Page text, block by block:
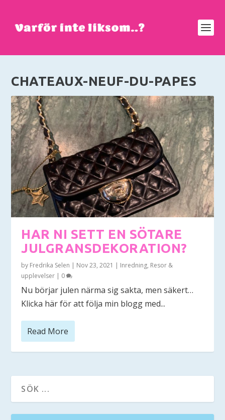
CHATEAUX-NEUF-DU-PAPES
HAR NI SETT EN SÖTARE
JULGRANSDEKORATION?
by Fredrika Selen | Nov 23, 2021 | Inredning, Resor &
upplevelser | 0
Nu börjar julen närma sig sakta, men säkert…
Klicka här för att följa min blogg med...
Read More